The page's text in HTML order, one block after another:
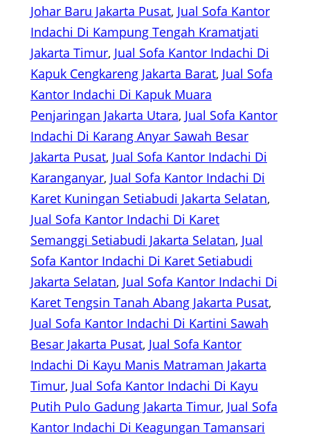
Johar Baru Jakarta Pusat, Jual Sofa Kantor
Indachi Di Kampung Tengah Kramatjati
Jakarta Timur, Jual Sofa Kantor Indachi Di
Kapuk Cengkareng Jakarta Barat, Jual Sofa
Kantor Indachi Di Kapuk Muara
Penjaringan Jakarta Utara, Jual Sofa Kantor
Indachi Di Karang Anyar Sawah Besar
Jakarta Pusat, Jual Sofa Kantor Indachi Di
Karanganyar, Jual Sofa Kantor Indachi Di
Karet Kuningan Setiabudi Jakarta Selatan
Jual Sofa Kantor Indachi Di Karet
Semanggi Setiabudi Jakarta Selatan, Jual
Sofa Kantor Indachi Di Karet Setiabudi
Jakarta Selatan, Jual Sofa Kantor Indachi Di
Karet Tengsin Tanah Abang Jakarta Pusat
Jual Sofa Kantor Indachi Di Kartini Sawah
Besar Jakarta Pusat, Jual Sofa Kantor
Indachi Di Kayu Manis Matraman Jakarta
Timur, Jual Sofa Kantor Indachi Di Kayu
Putih Pulo Gadung Jakarta Timur, Jual Sofa
Kantor Indachi Di Keagungan Tamansari